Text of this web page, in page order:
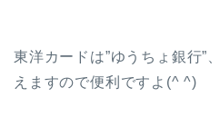
東洋カードは”ゆうちょ銀行”
えますので便利ですよ(^ ^)